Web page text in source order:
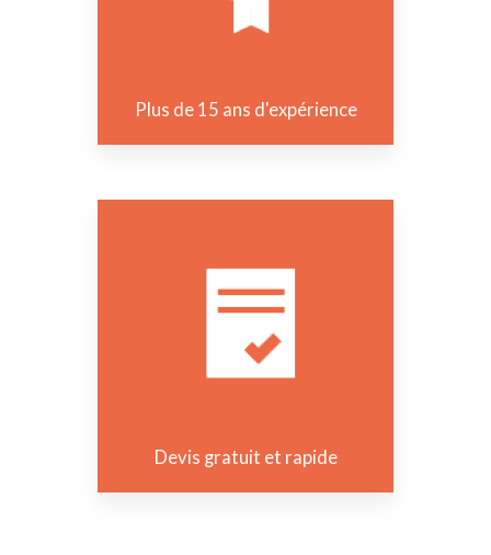
Plus de 15 ans d'expérience
Devis gratuit et rapide